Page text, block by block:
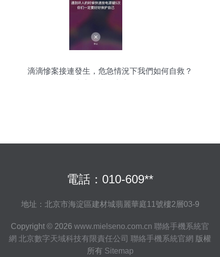
滴滴慘案接連發生，危急情況下我們如何自救？
電話：010-609**
地址：北京市海淀區建材城翡麗華庭11號樓2層03-9
Copyright © 2026 www.mielseno.com.cn 聯絡手機系統官
網 北京數字天域科技有限責任公司 聯絡手機系統官網 版權
所有 Sitemap